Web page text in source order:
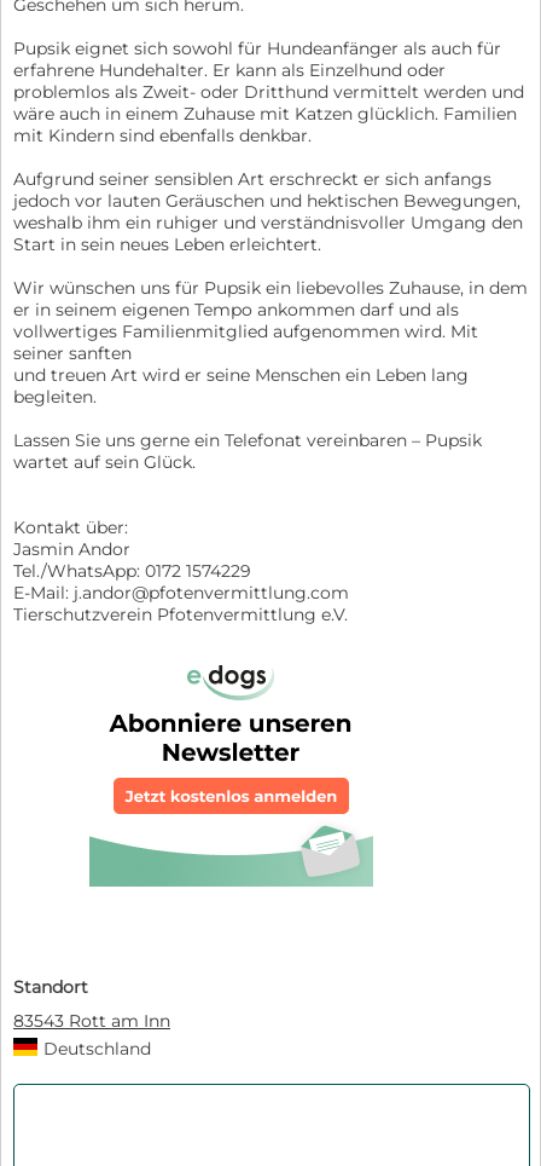
Geschehen um sich herum.
Pupsik eignet sich sowohl für Hundeanfänger als auch für
erfahrene Hundehalter. Er kann als Einzelhund oder
problemlos als Zweit- oder Dritthund vermittelt werden und
wäre auch in einem Zuhause mit Katzen glücklich. Familien
mit Kindern sind ebenfalls denkbar.
Aufgrund seiner sensiblen Art erschreckt er sich anfangs
jedoch vor lauten Geräuschen und hektischen Bewegungen,
weshalb ihm ein ruhiger und verständnisvoller Umgang den
Start in sein neues Leben erleichtert.
Wir wünschen uns für Pupsik ein liebevolles Zuhause, in dem
er in seinem eigenen Tempo ankommen darf und als
vollwertiges Familienmitglied aufgenommen wird. Mit
seiner sanften
und treuen Art wird er seine Menschen ein Leben lang
begleiten.
Lassen Sie uns gerne ein Telefonat vereinbaren – Pupsik
wartet auf sein Glück.
Kontakt über:
Jasmin Andor
Tel./WhatsApp: 0172 1574229
E-Mail: j.andor@pfotenvermittlung.com
Tierschutzverein Pfotenvermittlung e.V.
Standort
83543 Rott am Inn
Deutschland